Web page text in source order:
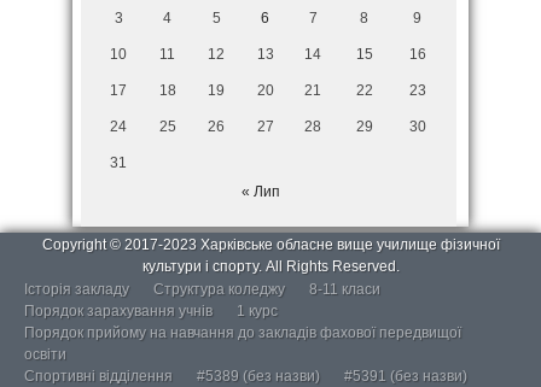
3 4 5 6 7 8 9
10 11 12 13 14 15 16
17 18 19 20 21 22 23
24 25 26 27 28 29 30
31
« Лип
Copyright © 2017-2023 Харківське обласне вище училище фізичної
культури і спорту. All Rights Reserved.
Історія закладу
Структура коледжу
8-11 класи
Порядок зарахування учнів
1 курс
Порядок прийому на навчання до закладів фахової передвищої
освіти
Спортивні відділення
#5389 (без назви)
#5391 (без назви)